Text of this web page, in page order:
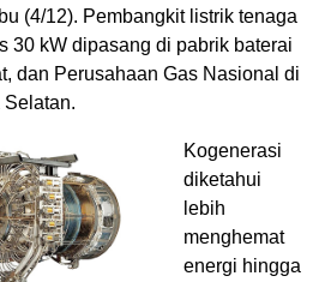
(4/12). Pembangkit listrik tenaga
30 kW dipasang di pabrik baterai
dan Perusahaan Gas Nasional di
Selatan.
Kogenerasi
diketahui
lebih
menghemat
energi hingga